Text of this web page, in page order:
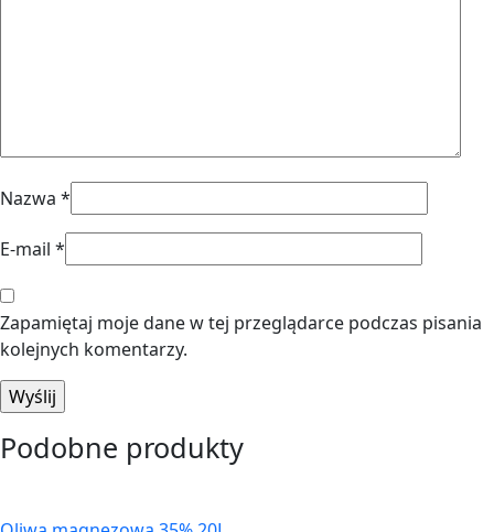
Nazwa *
E-mail *
Zapamiętaj moje dane w tej przeglądarce podczas pisania
kolejnych komentarzy.
Podobne produkty